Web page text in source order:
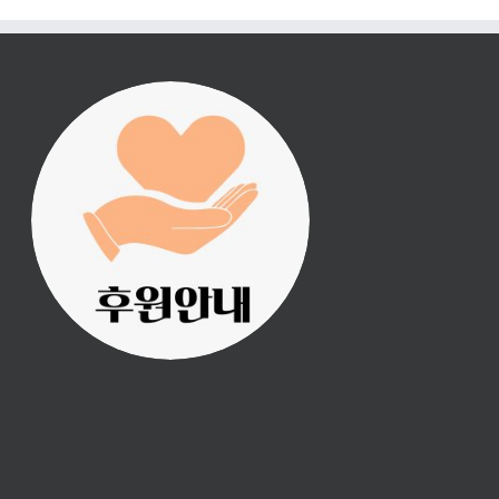
진리횃불 사역은 여러분
의 후원으로 이루어집니
다.